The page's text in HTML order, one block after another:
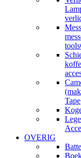
tools
Tape
OVERIG